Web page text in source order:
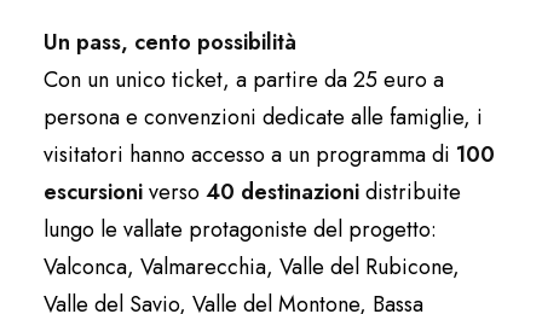
Un pass, cento possibilità
Con un unico ticket, a partire da 25 euro a
persona e convenzioni dedicate alle famiglie, i
visitatori hanno accesso a un programma di 100
escursioniverso40 destinazionidistribuite
lungo le vallate protagoniste del progetto:
Valconca, Valmarecchia, Valle del Rubicone,
Valle del Savio, Valle del Montone, Bassa